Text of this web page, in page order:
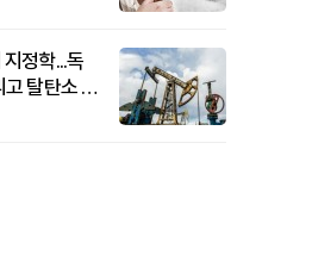
정학...독
탈탄소 패